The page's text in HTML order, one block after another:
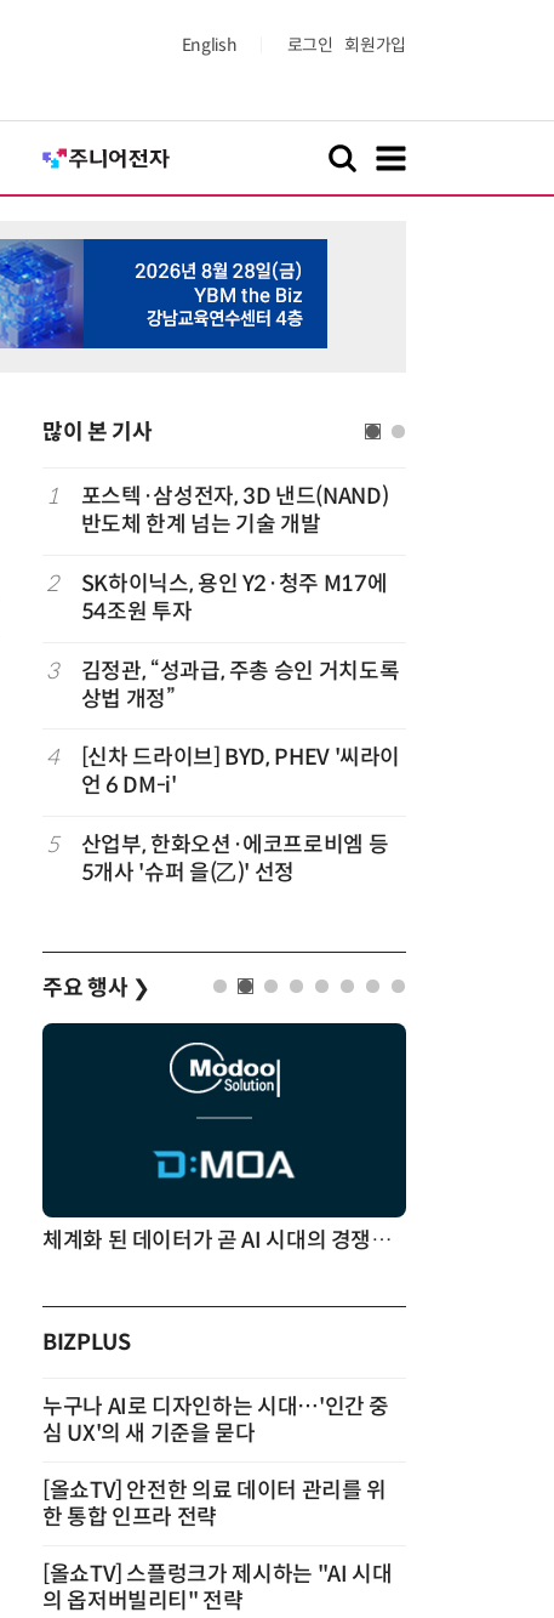
English 로그인 회원가입
많이 본 기사
1
포스텍·삼성전자, 3D 낸드(NAND)
반도체 한계 넘는 기술 개발
2
SK하이닉스, 용인 Y2·청주 M17에
54조원 투자
3
김정관, “성과급, 주총 승인 거치도록
상법 개정”
4
[신차 드라이브] BYD, PHEV '씨라이
언 6 DM-i'
5
산업부, 한화오션·에코프로비엠 등
5개사 '슈퍼 을(乙)' 선정
주요 행사 ❯
체계화 된 데이터가 곧 AI 시대의 경쟁력이다
BIZPLUS
누구나 AI로 디자인하는 시대…'인간 중
심 UX'의 새 기준을 묻다
[올쇼TV] 안전한 의료 데이터 관리를 위
한 통합 인프라 전략
[올쇼TV] 스플렁크가 제시하는 "AI 시대
의 옵저버빌리티" 전략